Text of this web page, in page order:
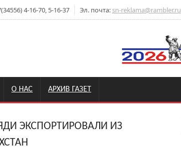
4-16-70, 5-16-37 Эл. почта: sn-reklama@rambler.ru
О НАС АРХИВ ГАЗЕТ
ЭКСПОРТИРОВАЛИ ИЗ